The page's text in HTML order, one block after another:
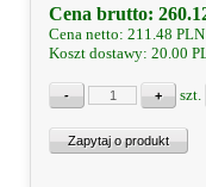
Cena brutto:
Cena netto: 211.48 PLN
Koszt dostawy: 20.00
szt.